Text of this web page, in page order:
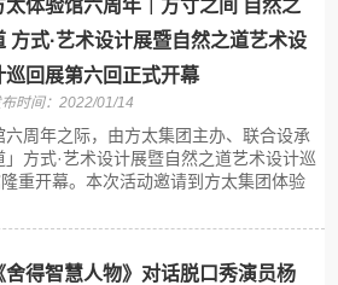
太体验馆六周年｜方寸之间 自然之
方式·艺术设计展暨自然之道艺术设
巡回展第六回正式开幕
时间：2022/01/14
周年之际，由方太集团主办、联合设承
方式·艺术设计展暨自然之道艺术设计巡
重开幕。本次活动邀请到方太集团体验
舍得智慧人物》对话脱口秀演员杨